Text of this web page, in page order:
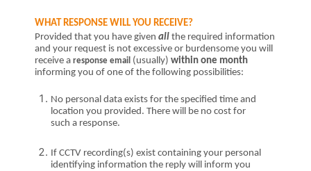
WHAT RESPONSE WILL YOU RECEIVE?
Provided that you have given all the required information
and your request is not excessive or burdensome you will
receive a response email (usually) within one month
informing you of one of the following possibilities:
No personal data exists for the specified time and
location you provided. There will be no cost for
such a response.
If CCTV recording(s) exist containing your personal
identifying information the reply will inform you